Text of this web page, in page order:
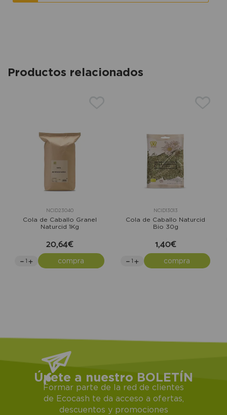
Productos relacionados
NCID23040
Cola de Caballo Granel
Naturcid 1Kg
20,64€
compra
NCID13013
Cola de Caballo Naturcid
Bio 30g
1,40€
compra
Únete a nuestro BOLETÍN
Formar parte de la red de clientes
de Ecocash te da acceso a ofertas,
descuentos y promociones